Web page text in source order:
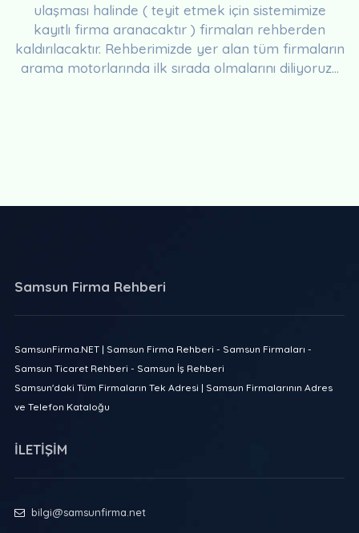
ulaşması halinde ( teyit etmek için sistemimize
kayıtlı firma aranacaktır ) firmaları rehberden
kaldırılacaktır. Rehberimizde yer alan tüm firmaların
arama motorlarında ilk sırada olmalarını diliyoruz...
Samsun Firma Rehberi
SamsunFirma.NET | Samsun Firma Rehberi - Samsun Firmaları -
Samsun Ticaret Rehberi - Samsun İş Rehberi
Samsun'daki Tüm Firmaların Tek Adresi | Samsun Firmalarının Adres
ve Telefon Kataloğu
İLETİŞİM
bilgi@samsunfirma.net